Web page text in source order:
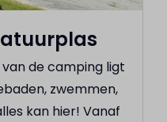
de camping ligt
zwemmen,
kan hier! Vanaf